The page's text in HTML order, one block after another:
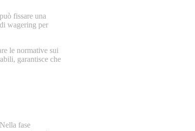
fissare una
wagering per
le normative sui
garantisce che
fase